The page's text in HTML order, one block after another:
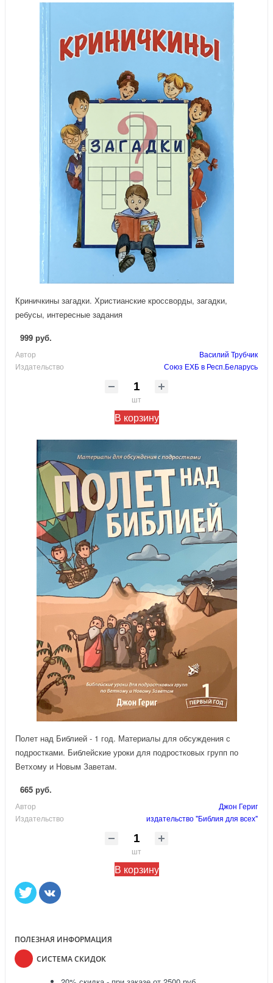
Криничкины загадки. Христианские кроссворды, загадки,
ребусы, интересные задания
999 руб.
Автор
Василий Трубчик
Издательство
Союз ЕХБ в Респ.Беларусь
шт
В корзину
Полет над Библией - 1 год. Материалы для обсуждения с
подростками. Библейские уроки для подростковых групп по
Ветхому и Новым Заветам.
665 руб.
Автор
Джон Гериг
Издательство
издательство "Библия для всех"
шт
В корзину
ПОЛЕЗНАЯ ИНФОРМАЦИЯ
СИСТЕМА СКИДОК